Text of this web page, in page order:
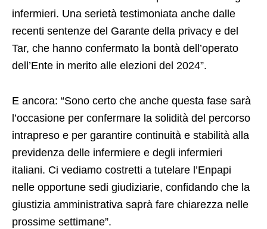
infermieri. Una serietà testimoniata anche dalle
recenti sentenze del Garante della privacy e del
Tar, che hanno confermato la bontà dell’operato
dell’Ente in merito alle elezioni del 2024”.
E ancora: “Sono certo che anche questa fase sarà
l’occasione per confermare la solidità del percorso
intrapreso e per garantire continuità e stabilità alla
previdenza delle infermiere e degli infermieri
italiani. Ci vediamo costretti a tutelare l’Enpapi
nelle opportune sedi giudiziarie, confidando che la
giustizia amministrativa saprà fare chiarezza nelle
prossime settimane”.